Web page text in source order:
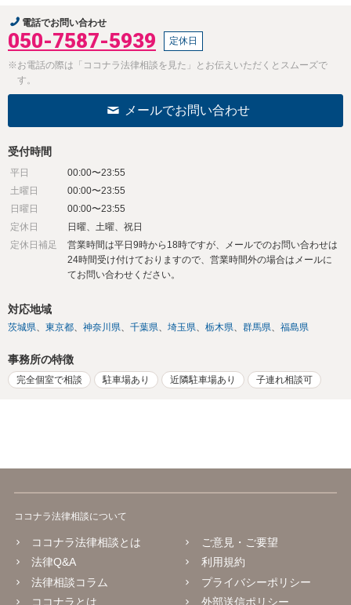
電話でお問い合わせ
050-7587-5939 定休日
※お電話の際は「ココナラ法律相談を見た」とお伝えいただくとスムーズで
す。
メールでお問い合わせ
受付時間
平日
00:00〜23:55
土曜日
00:00〜23:55
日曜日
00:00〜23:55
定休日
日曜、土曜、祝日
定休日補足
営業時間は平日9時から18時ですが、メールでのお問い合わせは
24時間受け付けておりますので、営業時間外の場合はメールに
てお問い合わせください。
対応地域
茨城県 東京都 神奈川県 千葉県 埼玉県 栃木県 群馬県 福島県
事務所の特徴
完全個室で相談 駐車場あり 近隣駐車場あり 子連れ相談可
ココナラ法律相談について
ココナラ法律相談とは
法律Q&A
法律相談コラム
ココナラとは
ご意見・ご要望
利用規約
プライバシーポリシー
外部送信ポリシー